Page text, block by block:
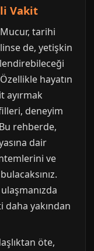
Vakit
tarihi
de, yetişkin
hayatın
ayırmak
deneyim
rehberde,
dair
ve
daha yakından
öte,